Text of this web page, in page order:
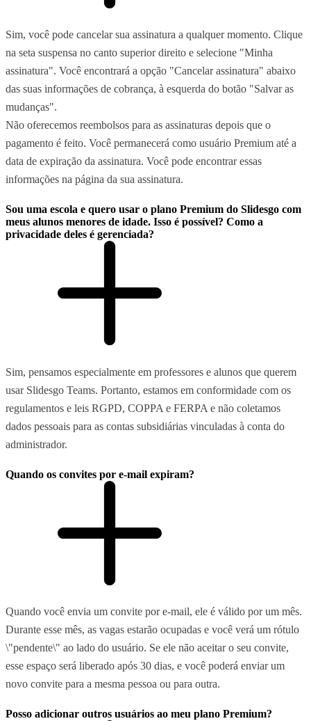
Sim, você pode cancelar sua assinatura a qualquer momento. Clique
na seta suspensa no canto superior direito e selecione "Minha
assinatura". Você encontrará a opção "Cancelar assinatura" abaixo
das suas informações de cobrança, à esquerda do botão "Salvar as
mudanças".
Não oferecemos reembolsos para as assinaturas depois que o
pagamento é feito. Você permanecerá como usuário Premium até a
data de expiração da assinatura. Você pode encontrar essas
informações na página da sua assinatura.
Sou uma escola e quero usar o plano Premium do Slidesgo com
meus alunos menores de idade. Isso é possível? Como a
privacidade deles é gerenciada?
Sim, pensamos especialmente em professores e alunos que querem
usar Slidesgo Teams. Portanto, estamos em conformidade com os
regulamentos e leis RGPD, COPPA e FERPA e não coletamos
dados pessoais para as contas subsidiárias vinculadas à conta do
administrador.
Quando os convites por e-mail expiram?
Quando você envia um convite por e-mail, ele é válido por um mês.
Durante esse mês, as vagas estarão ocupadas e você verá um rótulo
\"pendente\" ao lado do usuário. Se ele não aceitar o seu convite,
esse espaço será liberado após 30 dias, e você poderá enviar um
novo convite para a mesma pessoa ou para outra.
Posso adicionar outros usuários ao meu plano Premium?